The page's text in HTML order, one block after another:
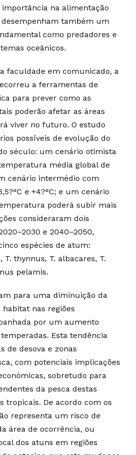
na alimentação
também um
como predadores e
oceânicos.
faculdade em comunicado, a
a ferramentas de
para prever como as
poderão afetar as áreas
viver no futuro. O estudo
possíveis de evolução do
século: um cenário otimista
média global de
cenário intermédio com
e +4?°C; e um cenário
poderá subir mais
consideraram dois
e 2040–2050,
espécies de atum:
thynnus, T. albacares, T.
pelamis.
para uma diminuição da
nas regiões
por um aumento
Esta tendência
de desova e zonas
com potenciais implicações
sobretudo para
da pesca destas
tropicais. De acordo com os
representa um risco de
área de ocorrência, ou
dos atuns em regiões